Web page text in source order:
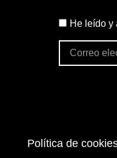
He leído y
Política de